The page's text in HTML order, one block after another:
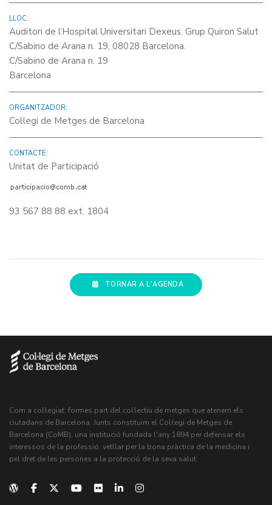
LLOC:
Auditori de l’Hospital Universitari Dexeus. Grup Quiron Salut
C/Sabino de Arana n. 19, 08028 Barcelona.
C/Sabino de Arana n. 19
Barcelona
ORGANITZADOR:
Col·legi de Metges de Barcelona
CONTACTE:
Unitat de Participació
93 567 88 88 ext. 1804
TORNAR A L'AGENDA
Com a col·legiat, formes part del col·lectiu de metges que atenem els
ciutadans de Barcelona. Junts constituïm el Col·legi de Metges de
Barcelona (CoMB), una institució fundada l'any 1894 per defensar els
interessos de la professió, vetllar per la bona pràctica de la medicina i
pel dret de les persones a la protecció de la seva salut.